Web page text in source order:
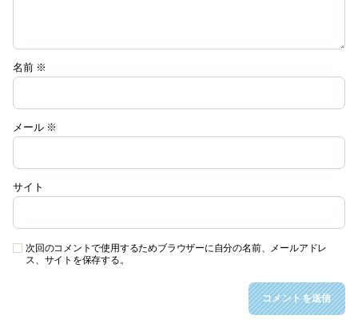
名前 ※
メール ※
サイト
次回のコメントで使用するためブラウザーに自分の名前、メールアドレ
ス、サイトを保存する。